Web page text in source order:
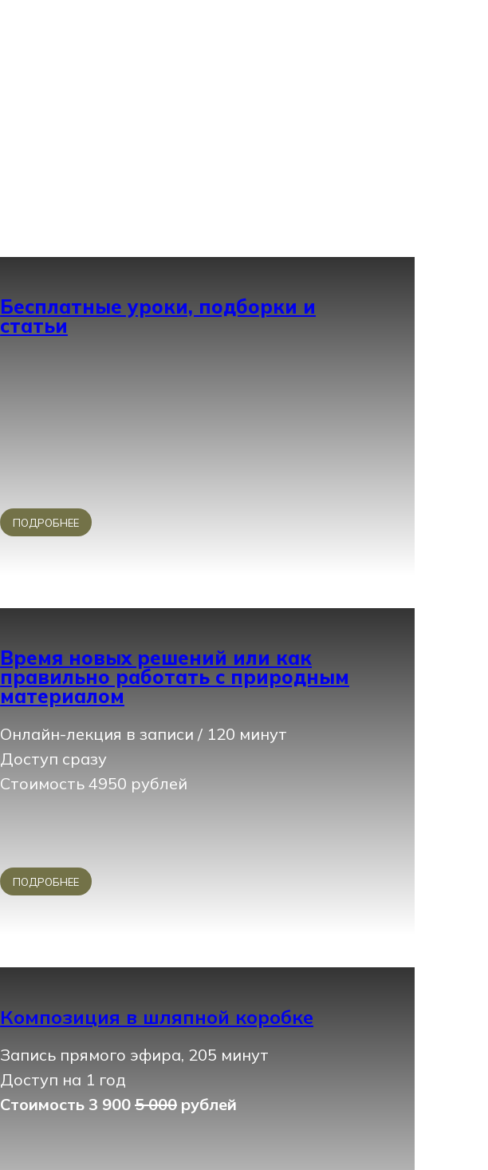
Бесплатные уроки, подборки и
статьи
ПОДРОБНЕЕ
Время новых решений или как
правильно работать с природным
материалом
Онлайн-лекция в записи / 120 минут
Доступ сразу
Стоимость 4950 рублей
ПОДРОБНЕЕ
Композиция в шляпной коробке
Запись прямого эфира, 205 минут
Доступ на 1 год
Стоимость 3 900 5 000 рублей